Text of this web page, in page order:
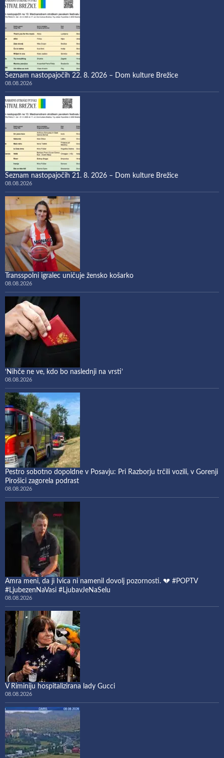
Seznam nastopajočih 22. 8. 2026 – Dom kulture Brežice
08.08.2026
Seznam nastopajočih 21. 8. 2026 – Dom kulture Brežice
08.08.2026
Transspolni igralec uničuje žensko košarko
08.08.2026
‘Nihče ne ve, kdo bo naslednji na vrsti’
08.08.2026
Pestro sobotno dopoldne v Posavju: Pri Razborju trčili vozili, v Gorenji
Pirošici zagorela podrast
08.08.2026
Amra meni, da ji Ivica ni namenil dovolj pozornosti. 💔 #POPTV
#LjubezenNaVasi #LjubavJeNaSelu
08.08.2026
V Riminiju hospitalizirana lady Gucci
08.08.2026